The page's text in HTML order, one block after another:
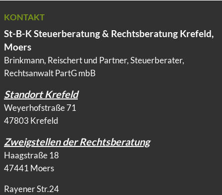
KONTAKT
St-B-K Steuerberatung & Rechtsberatung Krefeld,
Moers
Brinkmann, Reischert und Partner, Steuerberater,
Rechtsanwalt PartG mbB
Standort Krefeld
Weyerhofstraße 71
47803 Krefeld
Zweigstellen der Rechtsberatung
Haagstraße 18
47441 Moers
Rayener Str.24